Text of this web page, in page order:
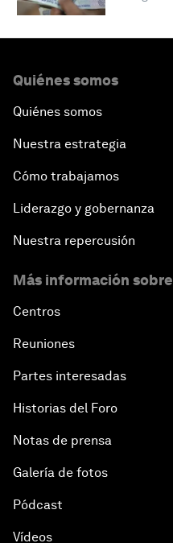
Quiénes somos
Quiénes somos
Nuestra estrategia
Cómo trabajamos
Liderazgo y gobernanza
Nuestra repercusión
Más información
Centros
Reuniones
Partes interesadas
Historias del Foro
Notas de prensa
Galería de fotos
Pódcast
Vídeos